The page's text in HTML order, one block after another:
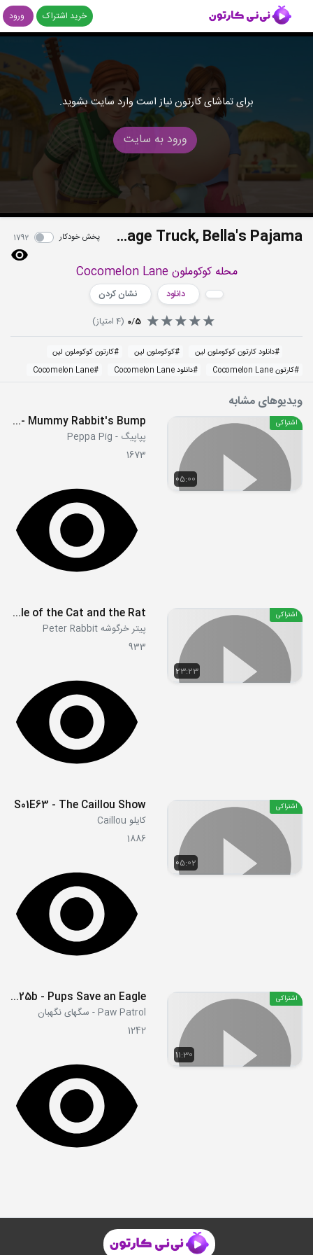
خرید اشتراک ورود
برای تماشای کارتون نیاز است وارد سایت بشوید.
ورود به سایت
S01E02 - JJ's Bear Dance, Nina Meets the Garbage Truck, Bella's Pajama پخش خودکار 1792
محله کوکوملون Cocomelon Lane
دانلود
نشان کردن
0/5
(
4 امتیاز)
#دانلود کارتون کوکوملون لین #کوکوملون لین #کارتون کوکوملون لین
#کارتون Cocomelon Lane #دانلود Cocomelon Lane #
Cocomelon Lane
ویدیوهای مشابه
05:00
اشتراکی S04E10 - Mummy Rabbit's Bump
پپاپیگ - Peppa Pig
1673
23:23
اشتراکی S01E09 - The Tale of the Down Hill Escape - The Tale of the Cat and the Rat
پیتر خرگوشه Peter Rabbit
933
05:02
اشتراکی S01E63 - The Caillou Show
کایلو Caillou
1886
11:30
اشتراکی S02E25b - Pups Save an Eagle
Paw Patrol - سگهای نگهبان
1242